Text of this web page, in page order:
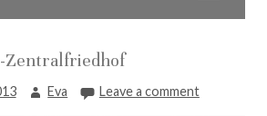
Zentralfriedhof
Eva Leave a comment